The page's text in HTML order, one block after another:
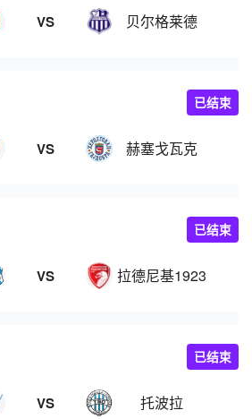
VS 贝尔格莱德
VS 赫塞戈瓦克
已结束
VS 拉德尼基1923
已结束
VS 托波拉
已结束